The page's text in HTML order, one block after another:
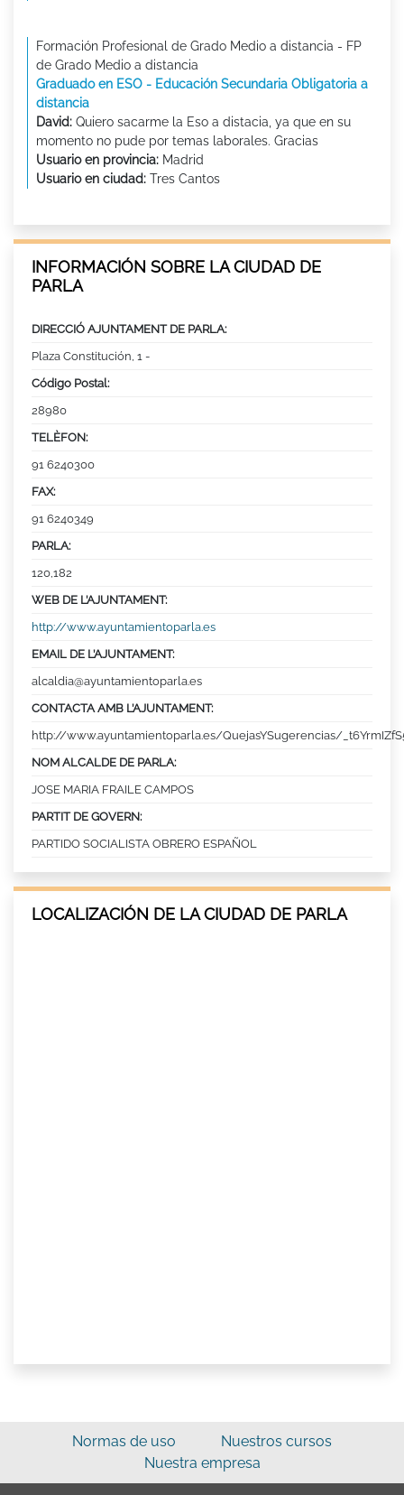
Formación Profesional de Grado Medio a distancia - FP
de Grado Medio a distancia
Graduado en ESO - Educación Secundaria Obligatoria a
distancia
David: Quiero sacarme la Eso a distacia, ya que en su
momento no pude por temas laborales. Gracias
Usuario en provincia: Madrid
Usuario en ciudad: Tres Cantos
INFORMACIÓN SOBRE LA CIUDAD DE
PARLA
DIRECCIÓ AJUNTAMENT DE PARLA:
Plaza Constitución, 1 -
Código Postal:
28980
TELÈFON:
91 6240300
FAX:
91 6240349
PARLA:
120,182
WEB DE L’AJUNTAMENT:
http://www.ayuntamientoparla.es
EMAIL DE L’AJUNTAMENT:
alcaldia@ayuntamientoparla.es
CONTACTA AMB L’AJUNTAMENT:
http://www.ayuntamientoparla.es/QuejasYSugerencias/
NOM ALCALDE DE PARLA:
JOSE MARIA FRAILE CAMPOS
PARTIT DE GOVERN:
PARTIDO SOCIALISTA OBRERO ESPAÑOL
LOCALIZACIÓN DE LA CIUDAD DE PARLA
Normas de uso
Nuestros cursos
Nuestra empresa